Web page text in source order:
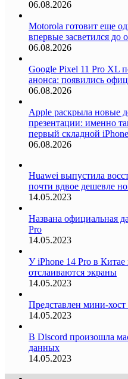
06.08.2026
Motorola готовит еще
впервые засветился до
06.08.2026
Google Pixel 11 Pro XL
анонса: появились
06.08.2026
Apple раскрыла новые
презентации: именно
первый складной iPhone
06.08.2026
Huawei выпустила
почти вдвое дешевле
14.05.2023
Названа официальная
Pro
14.05.2023
У iPhone 14 Pro в Китае
отслаиваются экраны
14.05.2023
Представлен мини-
14.05.2023
В Discord произошла
данных
14.05.2023